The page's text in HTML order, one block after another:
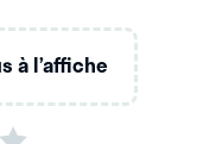
à l’affiche